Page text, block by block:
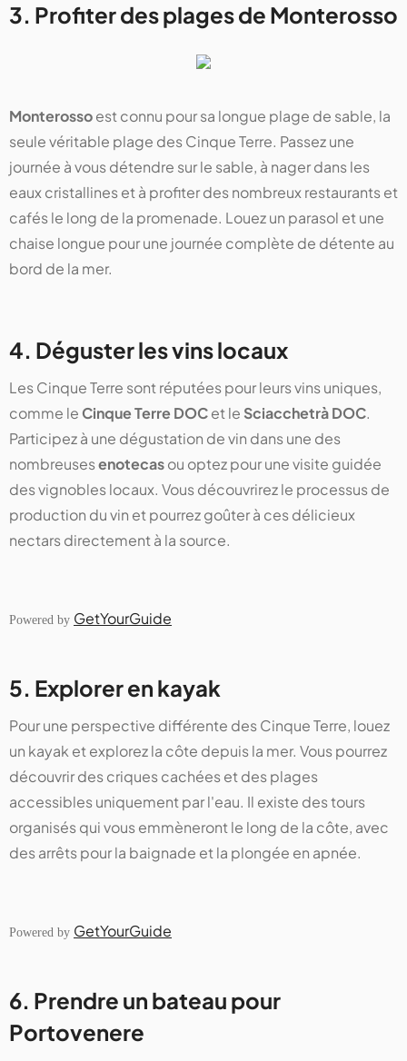
3. Profiter des plages de Monterosso
Monterossoest connu pour sa longue plage de sable, la
seule véritable plage des Cinque Terre. Passez une
journée à vous détendre sur le sable, à nager dans les
eaux cristallines et à profiter des nombreux restaurants et
cafés le long de la promenade. Louez un parasol et une
chaise longue pour une journée complète de détente au
bord de la mer.
4. Déguster les vins locaux
Les Cinque Terre sont réputées pour leurs vins uniques,
comme le Cinque Terre DOCet le Sciacchetrà DOC.
Participez à une dégustation de vin dans une des
nombreusesenotecasou optez pour une visite guidée
des vignobles locaux. Vous découvrirez le processus de
production du vin et pourrez goûter à ces délicieux
nectars directement à la source.
Powered by GetYourGuide
5. Explorer en kayak
Pour une perspective différente des Cinque Terre, louez
un kayak et explorez la côte depuis la mer. Vous pourrez
découvrir des criques cachées et des plages
accessibles uniquement par l'eau. Il existe des tours
organisés qui vous emmèneront le long de la côte, avec
des arrêts pour la baignade et la plongée en apnée.
Powered by GetYourGuide
6. Prendre un bateau pour
Portovenere